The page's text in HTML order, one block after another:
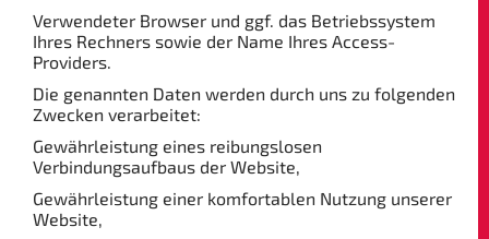
Verwendeter Browser und ggf. das Betriebssystem
Ihres Rechners sowie der Name Ihres Access-
Providers.
Die genannten Daten werden durch uns zu folgenden
Zwecken verarbeitet:
Gewährleistung eines reibungslosen
Verbindungsaufbaus der Website,
Gewährleistung einer komfortablen Nutzung unserer
Website,